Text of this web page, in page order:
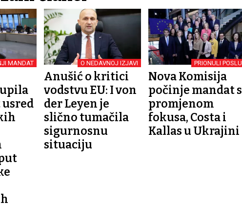
MANDAT
usred
O NEDAVNOJ IZJAVI
Anušić o kritici
vodstvu EU: I von
der Leyen je
slično tumačila
sigurnosnu
situaciju
PRIONULI POSLU
Nova Komisija
počinje mandat s
promjenom
fokusa, Costa i
Kallas u Ukrajini